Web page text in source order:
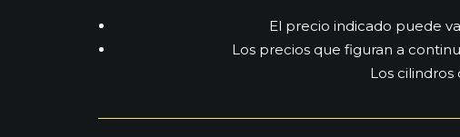
El precio indicado puede
Los precios que figuran a
Los